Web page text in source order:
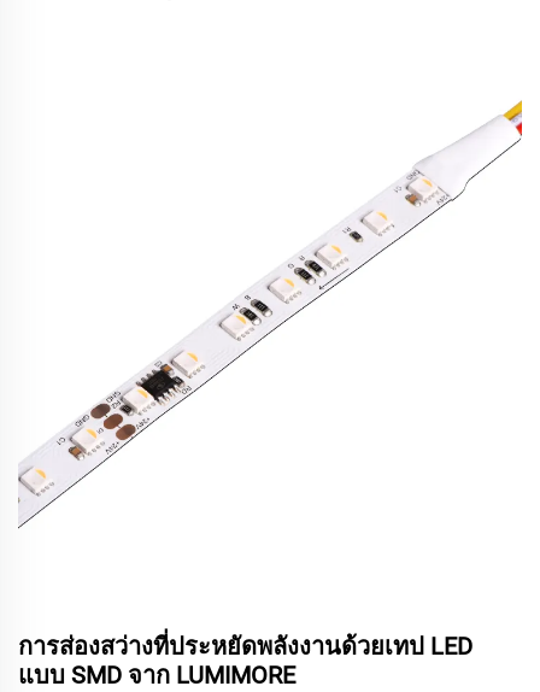
การส่องสว่างที่ประหยัดพลังงานด้วยเทป LED
แบบ SMD จาก LUMIMORE